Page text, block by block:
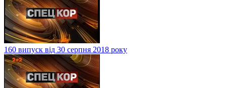
160 випуск від 30 серпня 2018 року